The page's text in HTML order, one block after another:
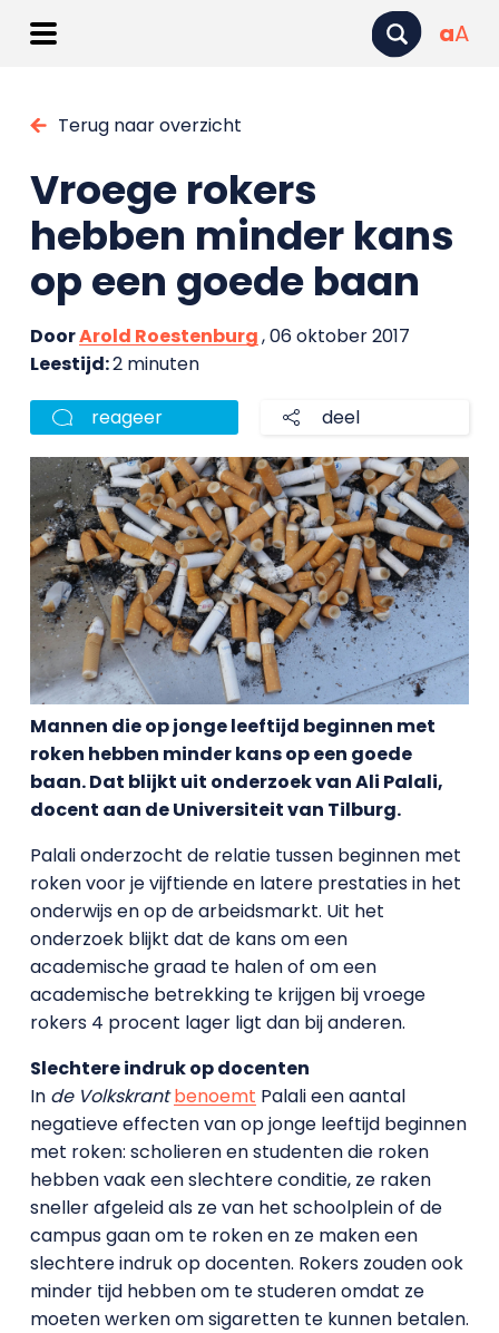
aA
Terug naar overzicht
Vroege rokers
hebben minder kans
op een goede baan
DoorArold Roestenburg, 06 oktober 2017
Leestijd:2 minuten
reageer deel
Mannen die op jonge leeftijd beginnen met
roken hebben minder kans op een goede
baan. Dat blijkt uit onderzoek van Ali Palali,
docent aan de Universiteit van Tilburg.
Palali onderzocht de relatie tussen beginnen met
roken voor je vijftiende en latere prestaties in het
onderwijs en op de arbeidsmarkt. Uit het
onderzoek blijkt dat de kans om een
academische graad te halen of om een
academische betrekking te krijgen bij vroege
rokers 4 procent lager ligt dan bij anderen.
Slechtere indruk op docenten
In de Volkskrant benoemt Palali een aantal
negatieve effecten van op jonge leeftijd beginnen
met roken: scholieren en studenten die roken
hebben vaak een slechtere conditie, ze raken
sneller afgeleid als ze van het schoolplein of de
campus gaan om te roken en ze maken een
slechtere indruk op docenten. Rokers zouden ook
minder tijd hebben om te studeren omdat ze
moeten werken om sigaretten te kunnen betalen.